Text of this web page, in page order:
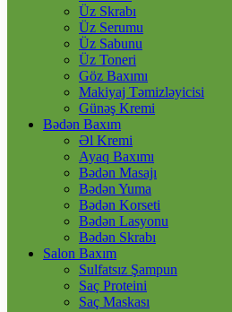
Üz Skrabı
Üz Serumu
Üz Sabunu
Üz Toneri
Göz Baxımı
Makiyaj Təmizləyicisi
Günəş Kremi
Bədən Baxım
Əl Kremi
Ayaq Baxımı
Bədən Masajı
Bədən Yuma
Bədən Korseti
Bədən Lasyonu
Bədən Skrabı
Salon Baxım
Sulfatsız Şampun
Saç Proteini
Saç Maskası